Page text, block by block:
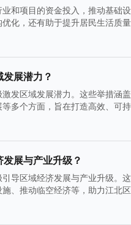
和项目的资金投入，推动基础
化，还有助于提升居民生活质
展潜力？
发区域发展潜力。这些举措涵
多个方面，旨在打造高效、可
展与产业升级？
导区域经济发展与产业升级。
、推动临空经济等，助力江北